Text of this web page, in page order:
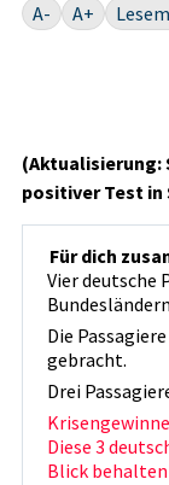
A- A+
(Aktualisierung:
positiver Test in
Für dich
Vier deutsche
Die
gebracht.
Drei
Diese 3
Blick